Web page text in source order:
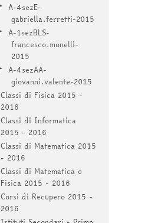
A-4sezE-
gabriella.ferretti-2015
A-1sezBLS-
francesco.monelli-
2015
A-4sezAA-
giovanni.valente-2015
Classi di Fisica 2015 -
2016
Classi di Informatica
2015 - 2016
Classi di Matematica 2015
- 2016
Classi di Matematica e
Fisica 2015 - 2016
Corsi di Recupero 2015 -
2016